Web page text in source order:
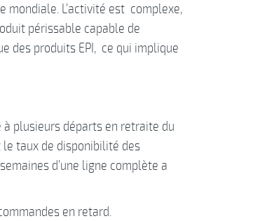
mondiale. L’activité est complexe,
périssable capable de
des produits EPI, ce qui implique
à plusieurs départs en retraite du
taux de disponibilité des
d’une ligne complète a
en retard.